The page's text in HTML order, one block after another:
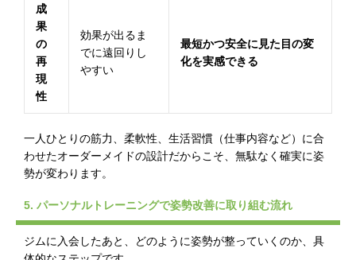
成
果
の
再
現
性
効果が出るま
でに遠回りし
やすい
最短かつ安全に見た目の変
化を実感できる
一人ひとりの筋力、柔軟性、生活習慣（仕事内容など）に合
わせたオーダーメイドの設計だからこそ、無駄なく確実に姿
勢が変わります。
5. パーソナルトレーニングで姿勢改善に取り組む流れ
ジムに入会したあと、どのように姿勢が整っていくのか、具